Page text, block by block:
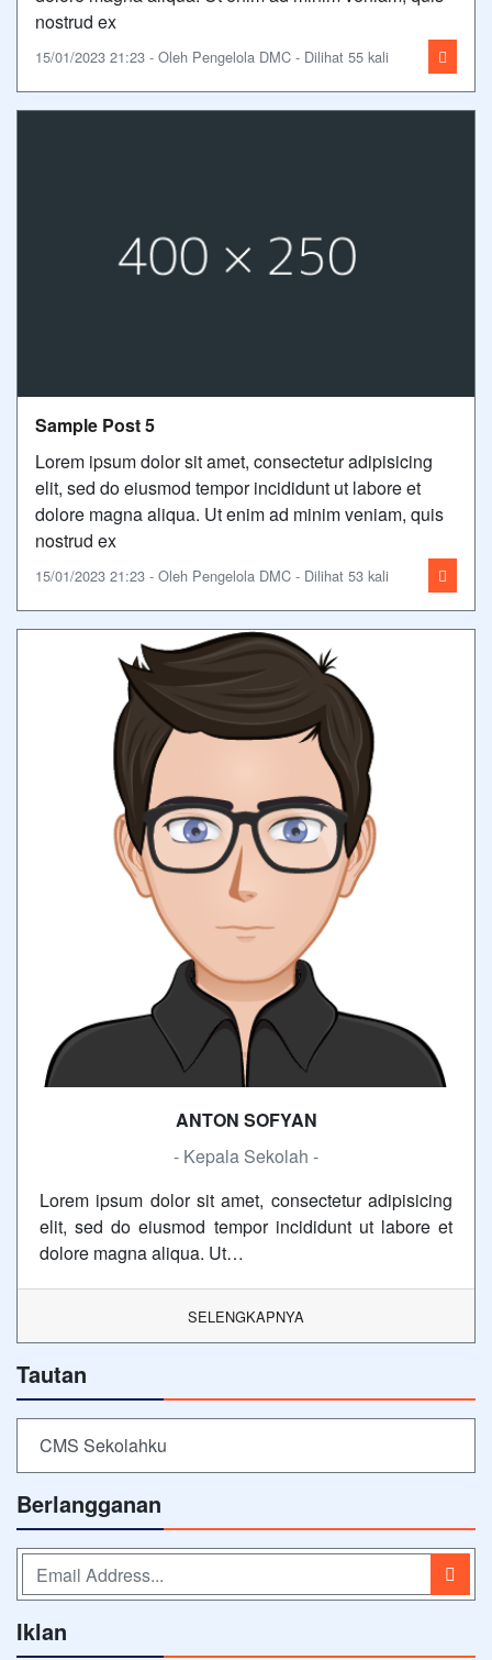
nostrud ex
15/01/2023 21:23 - Oleh Pengelola DMC - Dilihat 55 kali
Sample Post 5
Lorem ipsum dolor sit amet, consectetur adipisicing
elit, sed do eiusmod tempor incididunt ut labore et
dolore magna aliqua. Ut enim ad minim veniam, quis
nostrud ex
15/01/2023 21:23 - Oleh Pengelola DMC - Dilihat 53 kali
ANTON SOFYAN
- Kepala Sekolah -
Lorem ipsum dolor sit amet, consectetur adipisicing
elit, sed do eiusmod tempor incididunt ut labore et
dolore magna aliqua. Ut…
SELENGKAPNYA
Tautan
CMS Sekolahku
Berlangganan
Iklan